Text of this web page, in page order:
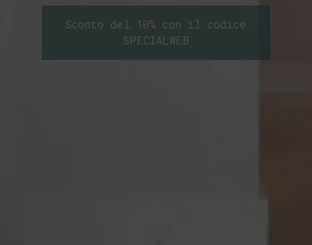
Sconto del 10% con il codice
SPECIALWEB